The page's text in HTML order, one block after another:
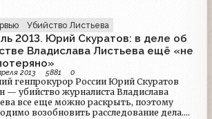
Убийство Листьева
2013. Юрий Скуратов: в деле об
Владислава Листьева ещё «не
2013 5881 0
генпрокурор России Юрий Скуратов
— убийство журналиста Владислава
все еще можно раскрыть, поэтому
возобновить расследование дела.